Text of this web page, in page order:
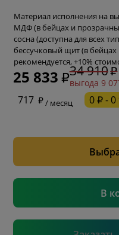
Материал исполнения на
МДФ (в бейцах и
сосна (доступна для всех
бессучковый щит (в
рекомендуется, +10%
25 833 34 910
выгода 9
717
/ месяц 0 ₽ - 0
В
* обязательное поле